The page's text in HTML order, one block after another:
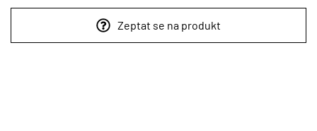
Zeptat se na produkt